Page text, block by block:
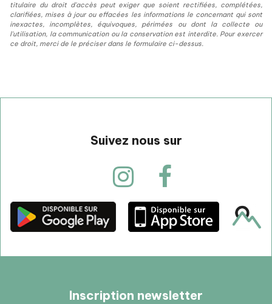
titulaire du droit d'accès peut exiger que soient rectifiées, complétées,
clarifiées, mises à jour ou effacées les informations le concernant qui sont
inexactes, incomplètes, équivoques, périmées ou dont la collecte ou
l'utilisation, la communication ou la conservation est interdite. Pour exercer
ce droit, merci de le préciser dans le formulaire ci-dessus.
Suivez nous sur
Inscription newsletter